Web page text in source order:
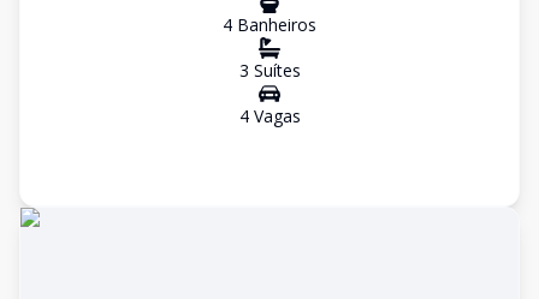
4 Banheiros
3 Suítes
4Vagas